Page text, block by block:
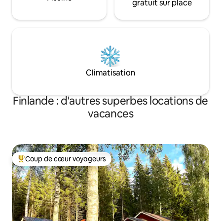
gratuit sur place
Climatisation
Finlande : d'autres superbes locations de
vacances
Coups de cœur voyageurs les plus appréciés
Coup de cœur voyageurs